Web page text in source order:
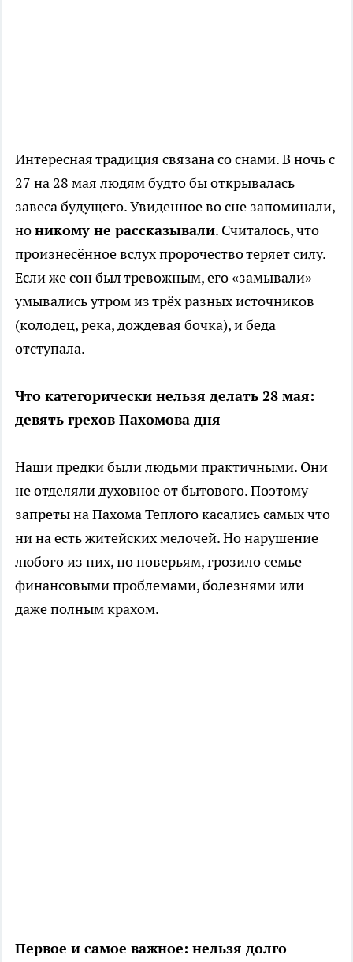
Интересная традиция связана со снами. В ночь с
27 на 28 мая людям будто бы открывалась
завеса будущего. Увиденное во сне запоминали,
ноникому не рассказывали. Считалось, что
произнесённое вслух пророчество теряет силу.
Если же сон был тревожным, его «замывали» —
умывались утром из трёх разных источников
(колодец, река, дождевая бочка), и беда
отступала.
Что категорически нельзя делать 28 мая:
девять грехов Пахомова дня
Наши предки были людьми практичными. Они
не отделяли духовное от бытового. Поэтому
запреты на Пахома Теплого касались самых что
ни на есть житейских мелочей. Но нарушение
любого из них, по поверьям, грозило семье
финансовыми проблемами, болезнями или
даже полным крахом.
Первое и самое важное: нельзя долго